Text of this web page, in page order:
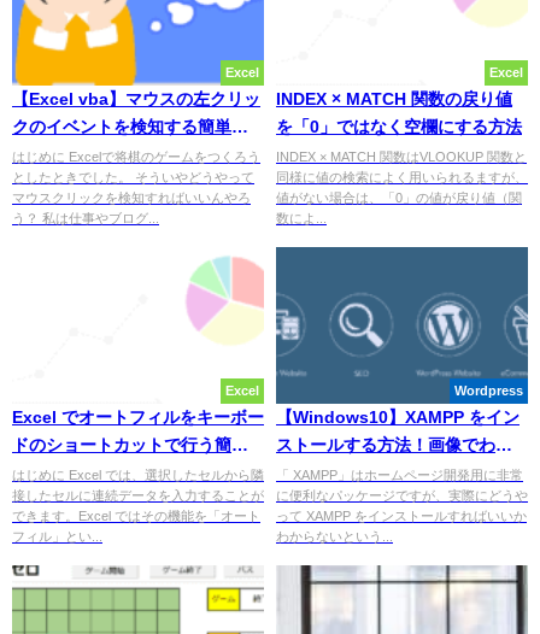
Excel
【Excel vba】マウスの左クリッ
クのイベントを検知する簡単な
方法
はじめに Excelで将棋のゲームをつくろう
としたときでした。 そういやどうやって
マウスクリックを検知すればいいんやろ
う？ 私は仕事やブログ...
Excel
INDEX × MATCH 関数の戻り値
を「0」ではなく空欄にする方法
INDEX × MATCH 関数はVLOOKUP 関数と
同様に値の検索によく用いられるますが、
値がない場合は、「0」の値が戻り値（関
数によ...
Excel
Excel でオートフィルをキーボー
ドのショートカットで行う簡単
な方法
はじめに Excel では、選択したセルから隣
接したセルに連続データを入力することが
できます。Excel ではその機能を「オート
フィル」とい...
Wordpress
【Windows10】XAMPP をイン
ストールする方法！画像でわか
りやすく解説！
「 XAMPP」はホームページ開発用に非常
に便利なパッケージですが、実際にどうや
って XAMPP をインストールすればいいか
わからないという...